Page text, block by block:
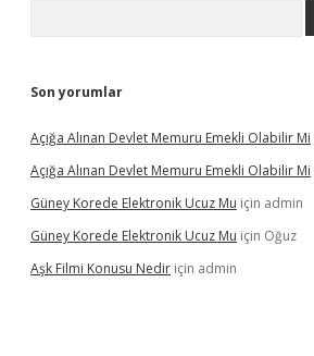
Son yorumlar
Açığa Alınan Devlet Memuru Emekli Olabilir Mi
Açığa Alınan Devlet Memuru Emekli Olabilir Mi
Güney Korede Elektronik Ucuz Mu için admin
Güney Korede Elektronik Ucuz Mu için Oğuz
Aşk Filmi Konusu Nedir için admin